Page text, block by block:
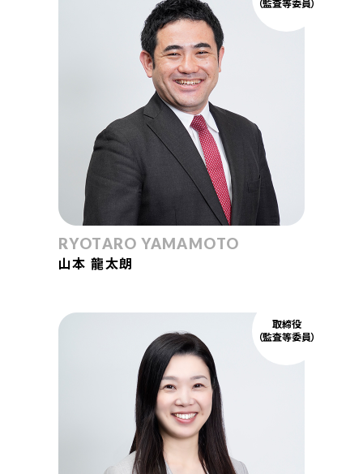
（監査等委員）
RYOTARO YAMAMOTO
山本 龍太朗
取締役
（監査等委員）